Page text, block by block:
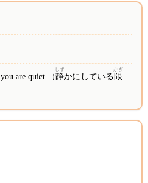
you are quiet.（静
しず
かにしている 限
かぎ